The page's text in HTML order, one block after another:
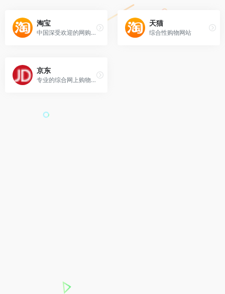
淘宝
中国深受欢迎的网购零售平台
天猫
综合性购物网站
京东
专业的综合网上购物商城